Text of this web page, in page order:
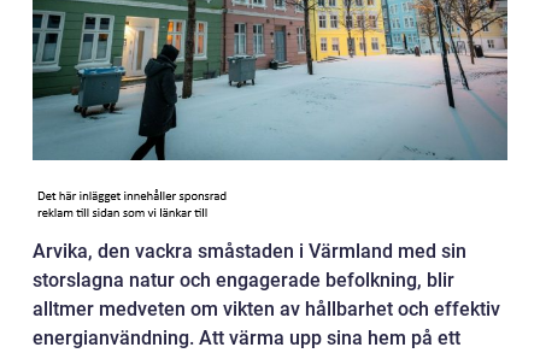
Arvika, den vackra småstaden i Värmland med sin
storslagna natur och engagerade befolkning, blir
alltmer medveten om vikten av hållbarhet och effektiv
energianvändning. Att värma upp sina hem på ett